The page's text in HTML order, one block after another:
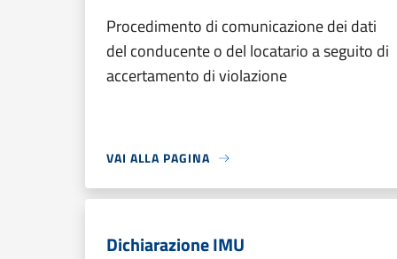
Procedimento di comunicazione dei dati
del conducente o del locatario a seguito di
accertamento di violazione
VAI ALLA PAGINA
Dichiarazione IMU